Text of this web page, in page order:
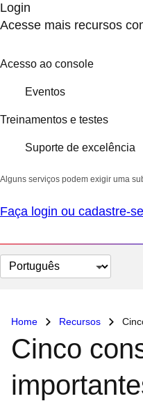
Login
Acesse mais recursos
Acesso ao console
Eventos
Treinamentos e testes
Suporte de excelência
Alguns serviços podem exigir uma
Faça login ou cadastre-se
Selecionar
idioma
Home Recursos Cinco
Cinco